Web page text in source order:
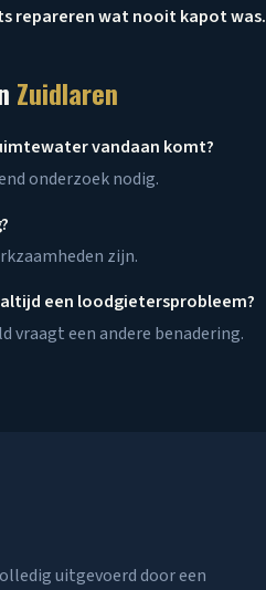
repareren wat nooit kapot was.
Zuidlaren
vandaan komt?
onderzoek nodig.
zijn.
een loodgietersprobleem?
vraagt een andere benadering.
uitgevoerd door een